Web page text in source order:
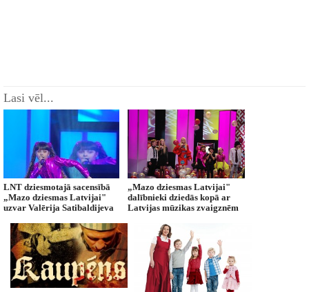
Lasi vēl...
LNT dziesmotajā sacensībā
„Mazo dziesmas Latvijai"
uzvar Valērija Satibaldijeva
„Mazo dziesmas Latvijai"
dalībnieki dziedās kopā ar
Latvijas mūzikas zvaigznēm